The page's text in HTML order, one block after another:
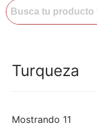
Turqueza
Mostrando 11